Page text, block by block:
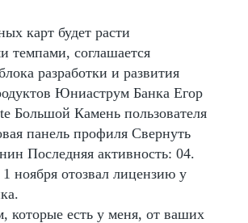
карт будет расти
темпами, соглашается
разработки и развития
Юниаструм Банка Егор
Большой Камень пользователя
панель профиля Свернуть
Последняя активность: 04.
ноября отозвал лицензию у
которые есть у меня, от ваших